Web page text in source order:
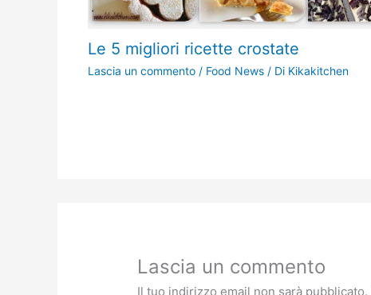
Le 5 migliori ricette crostate
Lascia un commento / Food News/ Di Kikakitchen
Lascia un commento
Il tuo indirizzo email non sarà pubblicato.